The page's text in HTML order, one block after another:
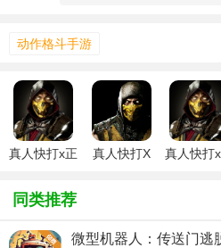
【真人快打x单机版内容】
1. 故事模式：以章节形式推进，
任务，解锁隐藏剧情与角色背景。
2. 生存挑战：连续迎战AI对手，
3. 塔战模式：攀登随机生成的战
动作格斗手游
真人快打x正
真人快打X
真人快打
同类推荐
微型机器人：传送门逃